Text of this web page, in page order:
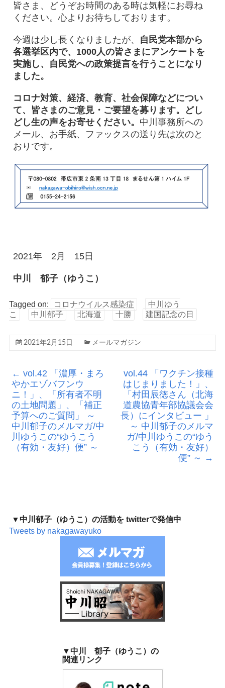
皆さま、どうぞお時間のある時は気軽にお尋ね
ください。心よりお待ちしております。
今週は少し長くなりましたが、
自民党本部から
各選挙区内で、1000人の皆さまにアンケートを
実施し、自民党への政策提言を行うことになり
ました。
コロナ対策、経済、教育、社会保障などについ
て、皆さまのご意見・ご要望を募ります。どし
どし生の声をお寄せください。 中川事務所への
メール、お手紙、ファックスの送り先は次のと
おりです。
2021年 2月 15日
中川 郁子（ゆうこ）
Tagged on: コロナウイルス感染症
中川ゆう
こ
中川郁子 北海道 十勝 建国記念の日
2021年2月15日 メールマガジン
← vol.42 「濃厚・まろ
やかエゾバフンウ
ニ！」、「所有者不明
の土地問題」、「補正
予算へのご質問」 ～
中川郁子のメルマガ/中
川ゆうこの“ゆうこう
（有効・友好）便” ～
vol.44 「ワクチン接種
はじまりました！」、
「村田辰徳さん（北海
道農協青年部協議会会
長）にインタビュー 」
～ 中川郁子のメルマ
ガ/中川ゆうこの“ゆう
こう（有効・友好）
便” ～ →
▼中川郁子（ゆうこ）の活動を twitterで発信中
Tweets by nakagawayuko
▼中川 郁子（ゆうこ）の
関連リンク